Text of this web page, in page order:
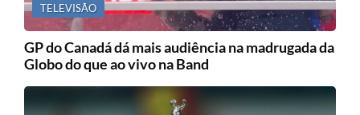
TELEVISÃO
GP do Canadá dá mais audiência na madrugada da
Globo do que ao vivo na Band